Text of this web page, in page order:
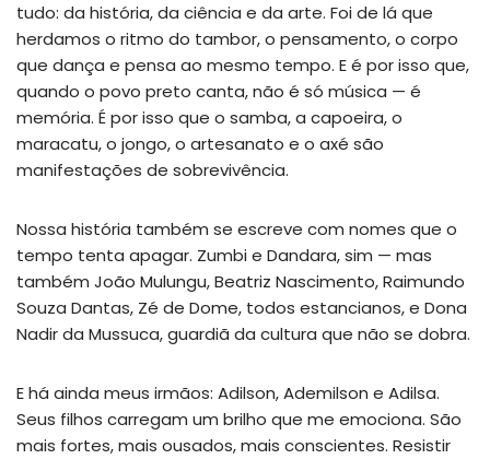
tudo: da história, da ciência e da arte. Foi de lá que
herdamos o ritmo do tambor, o pensamento, o corpo
que dança e pensa ao mesmo tempo. E é por isso que,
quando o povo preto canta, não é só música — é
memória. É por isso que o samba, a capoeira, o
maracatu, o jongo, o artesanato e o axé são
manifestações de sobrevivência.
Nossa história também se escreve com nomes que o
tempo tenta apagar. Zumbi e Dandara, sim — mas
também João Mulungu, Beatriz Nascimento, Raimundo
Souza Dantas, Zé de Dome, todos estancianos, e Dona
Nadir da Mussuca, guardiã da cultura que não se dobra.
E há ainda meus irmãos: Adilson, Ademilson e Adilsa.
Seus filhos carregam um brilho que me emociona. São
mais fortes, mais ousados, mais conscientes. Resistir